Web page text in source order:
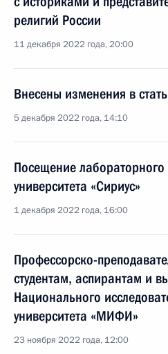
религий России
11 декабря 2022 года, 20:00
Внесены изменения в
5 декабря 2022 года, 14:10
Посещение лабораторного
университета «Сириус»
1 декабря 2022 года, 16:00
Профессорско-
студентам, аспирантам и
Национального
университета «МИФИ»
23 ноября 2022 года, 12:00